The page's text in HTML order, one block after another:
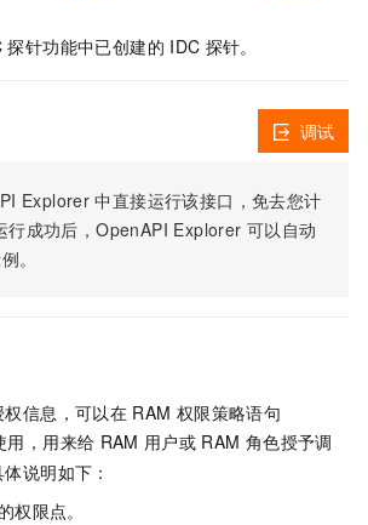
探针功能中已创建的 IDC 探针。
Explorer 中直接运行该接口，免去您计
行成功后，OpenAPI Explorer 可以自动
。
调试
权信息，可以在 RAM 权限策略语句
用，用来给 RAM 用户或 RAM 角色授予调
说明如下：
权限点。